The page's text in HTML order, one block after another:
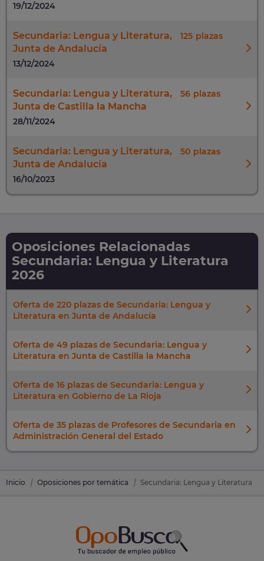
19/12/2024
Secundaria: Lengua y Literatura,
Junta de Andalucía
125
13/12/2024
Secundaria: Lengua y Literatura,
Junta de Castilla la Mancha
56
28/11/2024
Secundaria: Lengua y Literatura,
Junta de Andalucía
50
16/10/2023
Oposiciones Relacionadas
Secundaria: Lengua y Literatura
2026
Oferta de 220 plazas de Secundaria: Lengua y
Literatura en Junta de Andalucía
Oferta de 49 plazas de Secundaria: Lengua y
Literatura en Junta de Castilla la Mancha
Oferta de 16 plazas de Secundaria: Lengua y
Literatura en Gobierno de La Rioja
Oferta de 35 plazas de Profesores de Secundaria en
Administración General del Estado
Inicio Oposiciones por temática Secundaria: Lengua y Literatura